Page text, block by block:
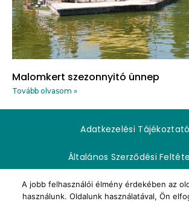
Malomkert szezonnyitó ünnep
Tovább olvasom »
Adatkezelési Tájékoztató
Általános Szerződési
Impresszum
A jobb felhasználói élmény érdekében az
használunk. Oldalunk használatával, Ön